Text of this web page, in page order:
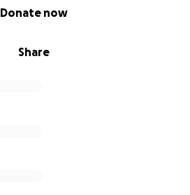
Share
Donate now
tâm của bạn có ý nghĩa rất lớn